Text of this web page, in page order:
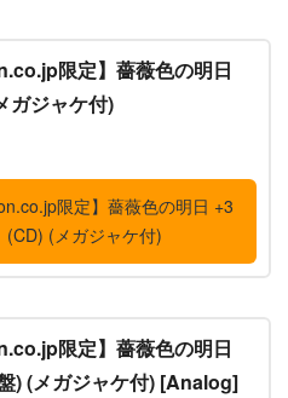
限定】薔薇色の明日
ガジャケ付)
限定】薔薇色の明日 +3
(CD) (メガジャケ付)
限定】薔薇色の明日
) (メガジャケ付) [Analog]